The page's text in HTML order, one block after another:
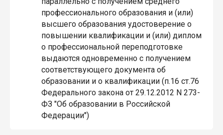
профессионального образования и (или)
высшего образования удостоверение о
повышении квалификации и (или) диплом
о профессиональной переподготовке
выдаются одновременно с получением
соответствующего документа об
образовании и о квалификации (п.16 ст.76
Федерального закона от 29.12.2012 N 273-
ФЗ "Об образовании в Российской
Федерации")